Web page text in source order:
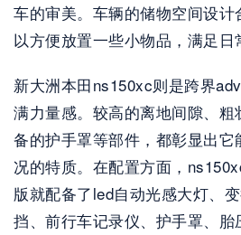
车的审美。车辆的储物空间设
以方便放置一些小物品，满足日
新大洲本田ns150xc则是跨界
满力量感。较高的离地间隙、
备的护手罩等部件，都彰显出
况的特质。在配置方面，
版就配备了led自动光感大灯、
挡、前行车记录仪、护手罩、